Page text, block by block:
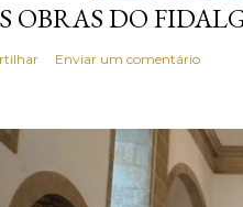
OBRAS DO
Enviar um comentário